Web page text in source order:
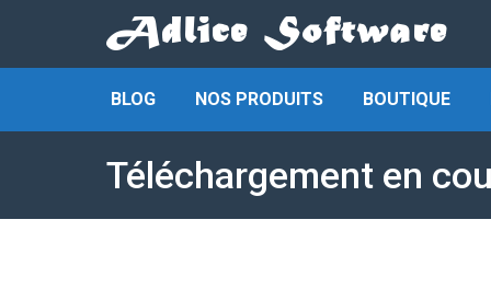
BLOG NOS PRODUITS BOUTIQUE
Téléchargement en